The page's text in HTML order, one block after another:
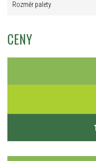
Rozměr palety
CENY